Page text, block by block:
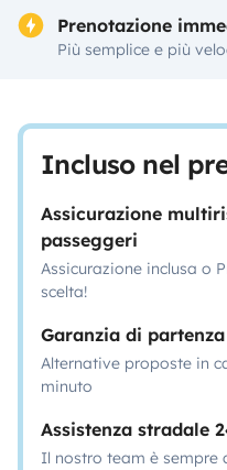
Prenotazione
Più semplice e più
Incluso nel
Assicurazione
passeggeri
Assicurazione inclusa o
scelta!
Garanzia di partenza
Alternative proposte in
minuto
Assistenza stradale
Il nostro team è sempre